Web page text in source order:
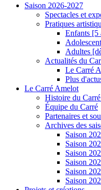
Saison 2026-2027
Spectacles et
Pratiques
Enfants [5
Adultes
Actualités du
Le Carré
Plus
Le Carré Amelot
Histoire du
Équipe du Carré
Partenaires et
Archives des
Saison
Saison
Saison
Saison
Saison
Saison